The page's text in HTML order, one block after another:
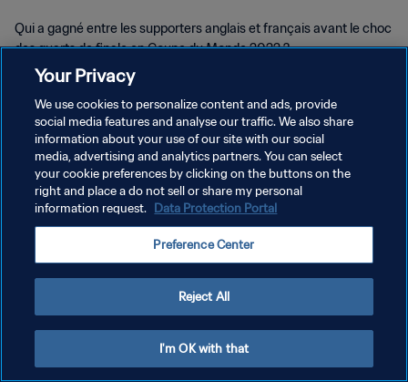
Qui a gagné entre les supporters anglais et français avant le choc
des quarts de finale en Coupe du Monde 2022 ?
POLITIQUE DE CONFIDENTIALITÉ
CONDITIONS D'UTILISATION
GÉRER VOS PRÉFÉRENCES SUR LES COOKIES
Your Privacy
We use cookies to personalize content and ads, provide
social media features and analyse our traffic. We also share
information about your use of our site with our social
media, advertising and analytics partners. You can select
your cookie preferences by clicking on the buttons on the
right and place a do not sell or share my personal
information request. Data Protection Portal
Preference Center
Reject All
I'm OK with that